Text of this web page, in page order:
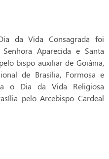
da Vida Consagrada foi
Aparecida e Santa
bispo auxiliar de Goiânia,
de Brasília, Formosa e
o Dia da Vida Religiosa
pelo Arcebispo Cardeal